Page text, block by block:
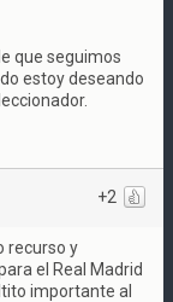
que seguimos
estoy deseando
+2
recurso y
el Real Madrid
importante al